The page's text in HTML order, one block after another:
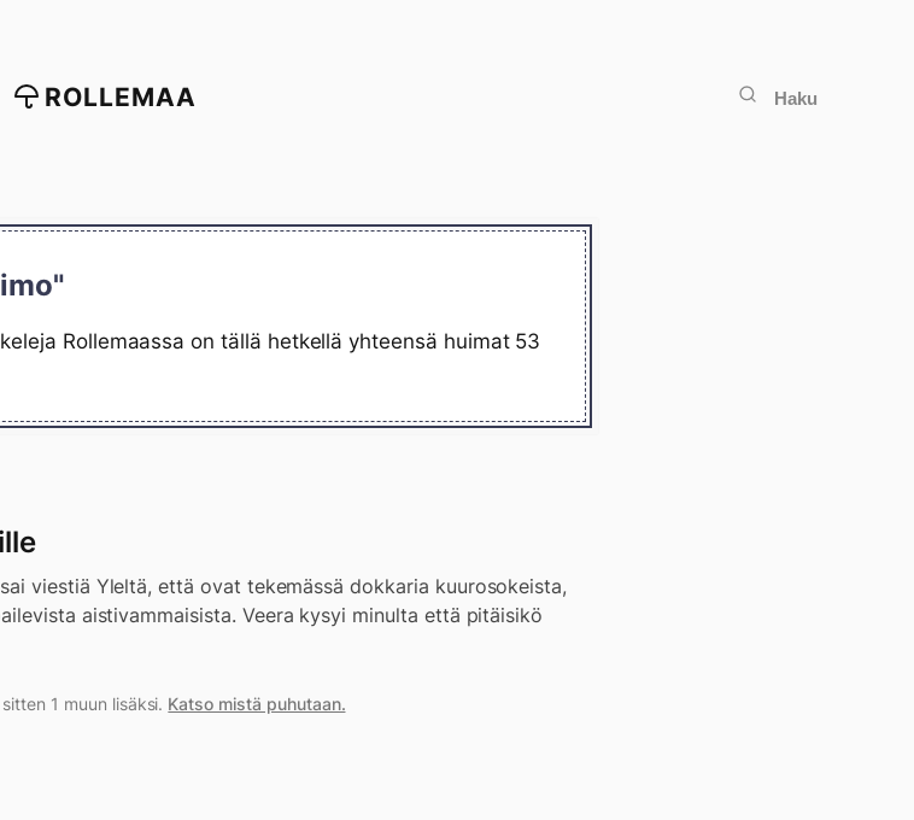
ROLLEMAA Haku
Rollemaassa on tällä hetkellä yhteensä huimat 53
viestiä Yleltä, että ovat tekemässä dokkaria kuurosokeista,
aistivammaisista. Veera kysyi minulta että pitäisikö
1 muun lisäksi. Katso mistä puhutaan.